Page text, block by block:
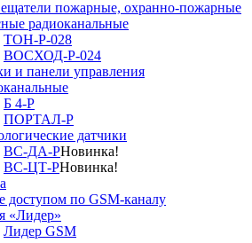
пожарные, охранно-пожарные
радиоканальные
ТОН-Р-028
ВОСХОД-Р-024
и панели управления
Б 4-Р
ПОРТАЛ-Р
датчики
ВС-ДА-РНовинка!
ВС-ЦТ-РНовинка!
доступом по GSM-каналу
«Лидер»
Лидер GSM